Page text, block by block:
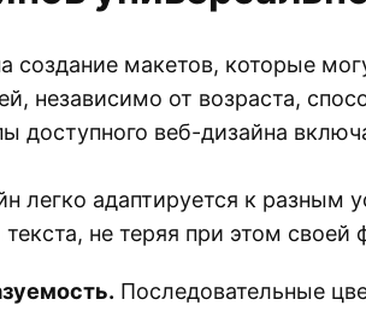
создание макетов, которые
независимо от возраста,
доступного веб-дизайна
легко адаптируется к разным
не теряя при этом своей
Последовательные